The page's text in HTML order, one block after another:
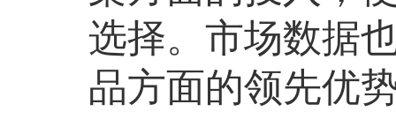
选择。市场数据
品方面的领先优